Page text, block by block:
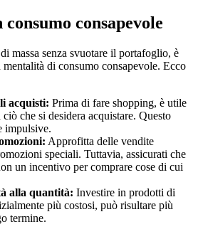
consapevole
massa senza svuotare il portafoglio, è
di consumo consapevole. Ecco
acquisti: Prima di fare shopping, è utile
che si desidera acquistare. Questo
impulsive.
Approfitta delle vendite
speciali. Tuttavia, assicurati che
un incentivo per comprare cose di cui
alla quantità: Investire in prodotti di
più costosi, può risultare più
termine.